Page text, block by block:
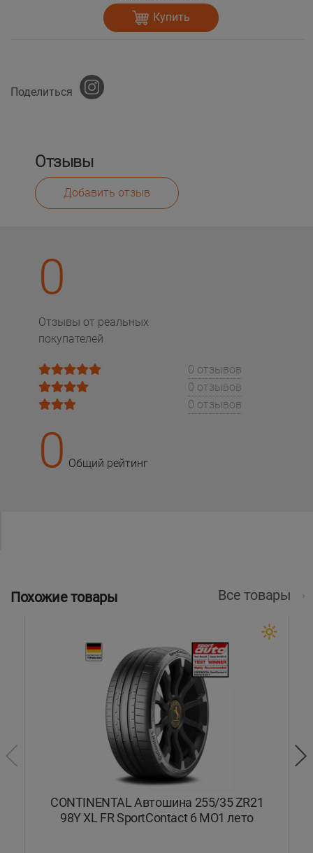
Купить
Поделиться
Отзывы
Добавить отзыв
0
Отзывы от реальных
покупателей
0 отзывов
0 отзывов
0 отзывов
0 Общий рейтинг
Похожие товары Все товары
CONTINENTAL Автошина 255/35 ZR21
98Y XL FR SportContact 6 MO1 лето